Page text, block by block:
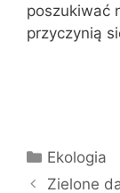
poszukiwać
przyczynią
Kategorie
Ekologia
Zielone